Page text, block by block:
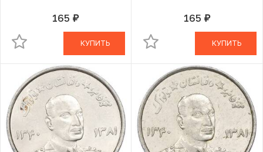
165 руб.В КОРЗИНЕ
КУПИТЬ
165 руб.В КОРЗИНЕ
КУПИТЬ